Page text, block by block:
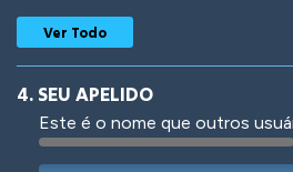
Woof Jungle
Ver Todo
4. SEU APELIDO
Este é o nome que outros